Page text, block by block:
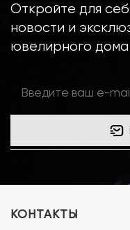
Откройте для
новости и
ювелирного
КОНТАКТЫ